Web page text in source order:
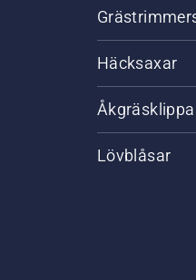
Häcksaxar
Lövblåsar